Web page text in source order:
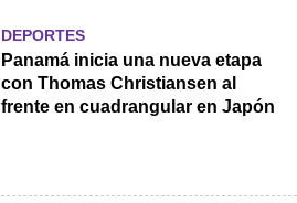
DEPORTES
Panamá inicia una nueva etapa
con Thomas Christiansen al
frente en cuadrangular en Japón